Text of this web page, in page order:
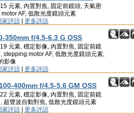
元素, 內置對焦, 固定前鏡頭, 天氣密
AF, 低散光度鏡頭元素
家評語 更多評語
350mm f/4.5-6.3 G OSS
元素, 穩定影像, 內置對焦, 固定前鏡
stepping motor AF, 低散光度鏡頭元素,
影像
家評語 更多評語
400mm f/4.5-5.6 GM OSS
元素, 穩定影像, 內置對焦, 固定前鏡
超聲波自動對焦, 低散光度鏡頭元素
家評語 更多評語